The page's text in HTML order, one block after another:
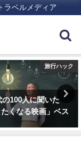
ラベルメディア
旅行ハック
の100人に聞いた
たくなる映画」ベス